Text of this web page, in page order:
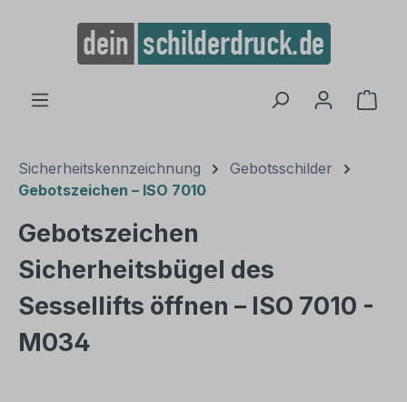
springen
Sicherheitskennzeichnung
Gebotsschilder
Gebotszeichen – ISO 7010
Gebotszeichen
Sicherheitsbügel des
Sessellifts öffnen – ISO 7010 -
M034